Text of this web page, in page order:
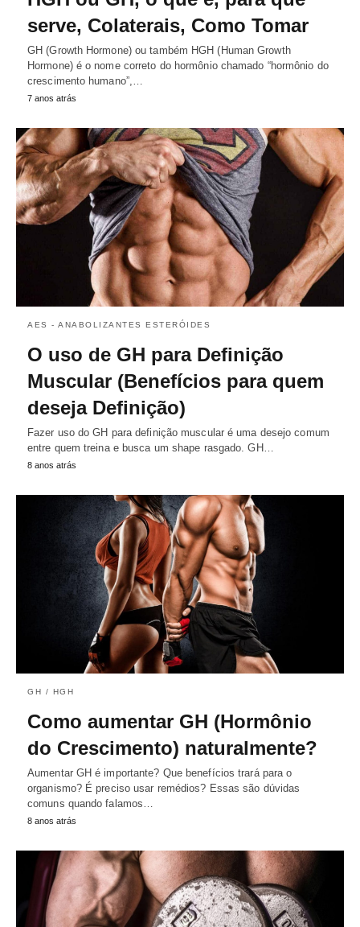
serve, Colaterais, Como Tomar
GH (Growth Hormone) ou também HGH (Human Growth
Hormone) é o nome correto do hormônio chamado “hormônio do
crescimento humano”,…
7 anos atrás
AES - ANABOLIZANTES ESTERÓIDES
O uso de GH para Definição
Muscular (Benefícios para quem
deseja Definição)
Fazer uso do GH para definição muscular é uma desejo comum
entre quem treina e busca um shape rasgado. GH…
8 anos atrás
GH / HGH
Como aumentar GH (Hormônio
do Crescimento) naturalmente?
Aumentar GH é importante? Que benefícios trará para o
organismo? É preciso usar remédios? Essas são dúvidas
comuns quando falamos…
8 anos atrás